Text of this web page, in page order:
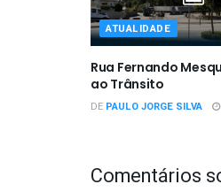
ATUALIDADE
Rua Fernando
ao Trânsito
DE PAULO JORGE SILVA
Comentários